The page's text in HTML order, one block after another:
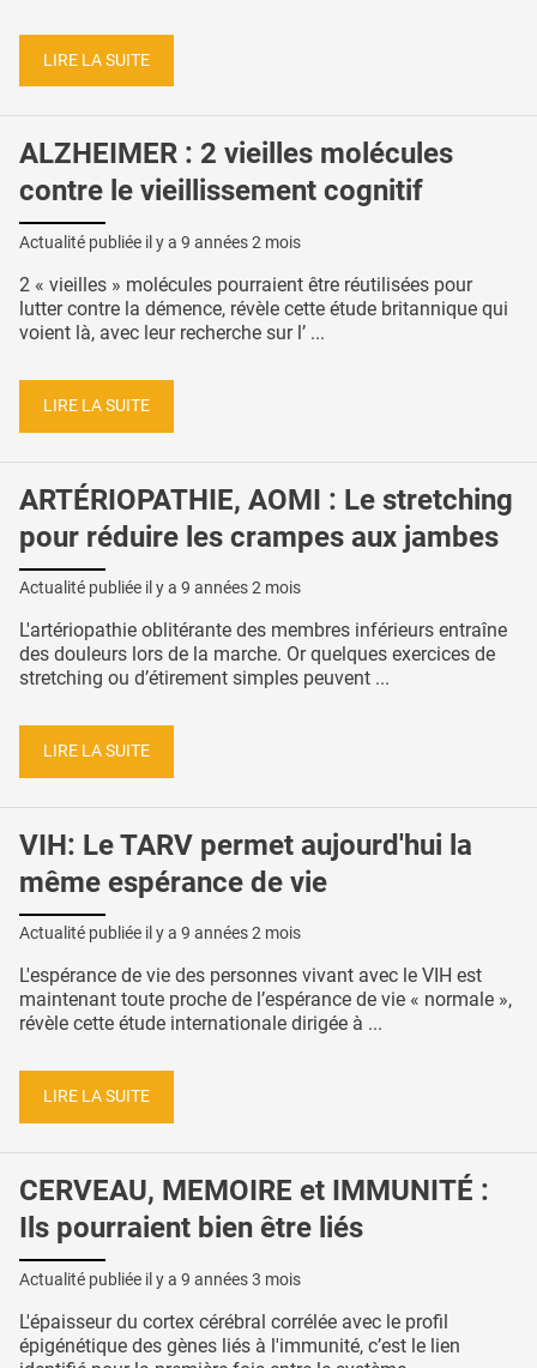
LIRE LA SUITE
ALZHEIMER : 2 vieilles molécules
contre le vieillissement cognitif
Actualité publiée il y a 9 années 2 mois
2 « vieilles » molécules pourraient être réutilisées pour
lutter contre la démence, révèle cette étude britannique qui
voient là, avec leur recherche sur l’ ...
LIRE LA SUITE
ARTÉRIOPATHIE, AOMI : Le stretching
pour réduire les crampes aux jambes
Actualité publiée il y a 9 années 2 mois
L'artériopathie oblitérante des membres inférieurs entraîne
des douleurs lors de la marche. Or quelques exercices de
stretching ou d’étirement simples peuvent ...
LIRE LA SUITE
VIH: Le TARV permet aujourd'hui la
même espérance de vie
Actualité publiée il y a 9 années 2 mois
L'espérance de vie des personnes vivant avec le VIH est
maintenant toute proche de l’espérance de vie « normale »,
révèle cette étude internationale dirigée à ...
LIRE LA SUITE
CERVEAU, MEMOIRE et IMMUNITÉ :
Ils pourraient bien être liés
Actualité publiée il y a 9 années 3 mois
L'épaisseur du cortex cérébral corrélée avec le profil
épigénétique des gènes liés à l'immunité, c’est le lien